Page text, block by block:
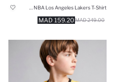
159.20 MAD 249.00 MAD